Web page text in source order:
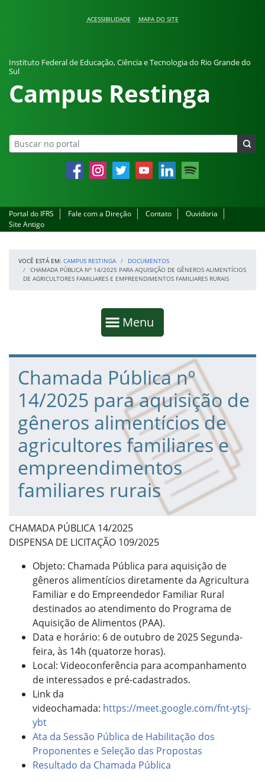
ACESSIBILIDADE MAPA DO SITE
Instituto Federal de Educação, Ciência e Tecnologia do Rio Grande do
Sul
Campus Restinga
FacebookInstagramTwitter YouTube LinkedIn Spotify
Portal do IFRS Fale com a Direção Contato
Ouvidoria
Site Antigo
VOCÊ ESTÁ EM: CAMPUS RESTINGA
DOCUMENTOS
CHAMADA PÚBLICA Nº 14/2025 PARA AQUISIÇÃO DE GÊNEROS ALIMENTÍCIOS
DE AGRICULTORES FAMILIARES E EMPREENDIMENTOS FAMILIARES RURAIS
Mostrar
Menu
Fim da navegação
Início do conteúdo
Chamada Pública nº
14/2025 para aquisição de
gêneros alimentícios de
agricultores familiares e
empreendimentos
familiares rurais
CHAMADA PÚBLICA 14/2025
DISPENSA DE LICITAÇÃO 109/2025
Objeto: Chamada Pública para aquisição de
gêneros alimentícios diretamente da Agricultura
Familiar e do Empreendedor Familiar Rural
destinados ao atendimento do Programa de
Aquisição de Alimentos (PAA).
Data e horário: 6 de outubro de 2025 Segunda-
feira, às 14h (quatorze horas).
Local: Videoconferência para acompanhamento
de interessados e pré-cadastrados.
Link da
videochamada: https://meet.google.com/fnt-ytsj-
ybt
Ata da Sessão Pública de Habilitação dos
Proponentes e Seleção das Propostas
Resultado da Chamada Pública